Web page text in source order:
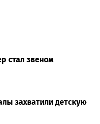
стал звеном
захватили детскую